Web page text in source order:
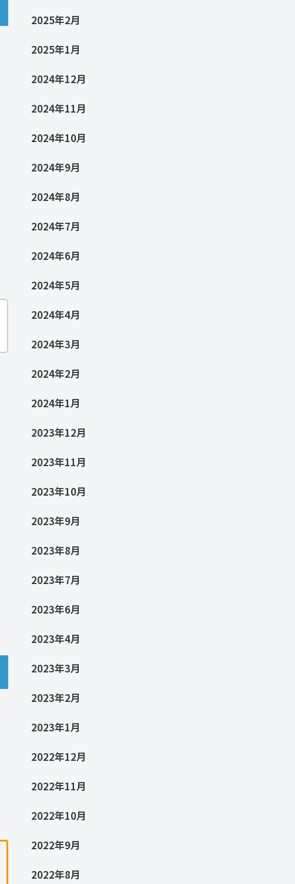
2025年2月
2025年1月
2024年12月
2024年11月
2024年10月
2024年9月
2024年8月
2024年7月
2024年6月
2024年5月
2024年4月
2024年3月
2024年2月
2024年1月
2023年12月
2023年11月
2023年10月
2023年9月
2023年8月
2023年7月
2023年6月
2023年4月
2023年3月
2023年2月
2023年1月
2022年12月
2022年11月
2022年10月
2022年9月
2022年8月